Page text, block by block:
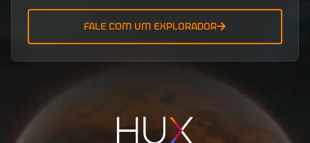
fale com um explorador